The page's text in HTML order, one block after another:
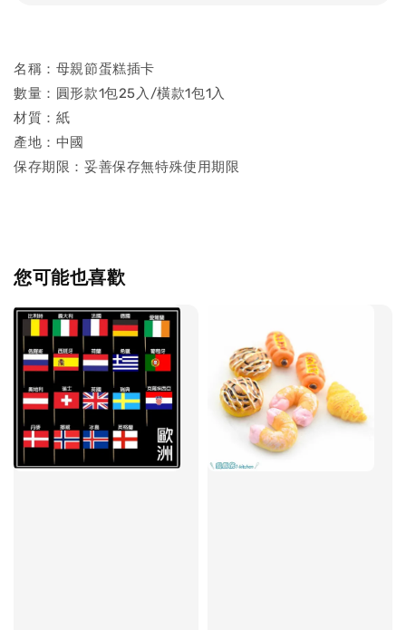
名稱：母親節蛋糕插卡
數量：圓形款1包25入/橫款1包1入
材質：紙
產地：中國
保存期限：妥善保存無特殊使用期限
您可能也喜歡